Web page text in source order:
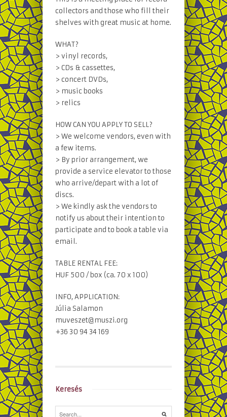
collectors and those who fill their
shelves with great music at home.
WHAT?
> vinyl records,
> CDs & cassettes,
> concert DVDs,
> music books
> relics
HOW CAN YOU APPLY TO SELL?
> We welcome vendors, even with
a few items.
> By prior arrangement, we
provide a service elevator to those
who arrive/depart with a lot of
discs.
> We kindly ask the vendors to
notify us about their intention to
participate and to book a table via
email.
TABLE RENTAL FEE:
HUF 500 / box (ca. 70 x 100)
INFO, APPLICATION:
Júlia Salamon
muveszet@muszi.org
+36 30 94 34 169
Keresés